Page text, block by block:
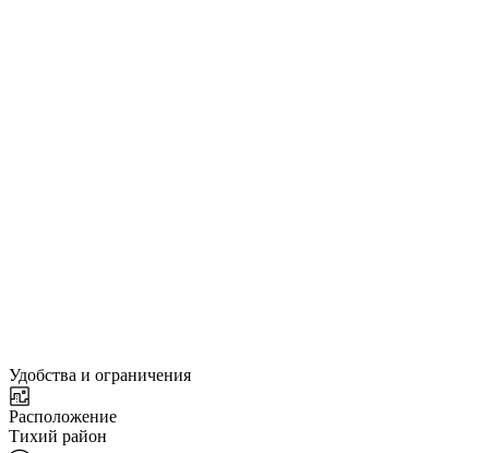
Удобства и ограничения
Расположение
Тихий район